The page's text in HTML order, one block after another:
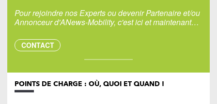
Pour rejoindre nos Experts ou devenir Partenaire et/ou
Annonceur d'ANews-Mobility, c'est ici et maintenant…
CONTACT
POINTS DE CHARGE : OÙ, QUOI ET QUAND !